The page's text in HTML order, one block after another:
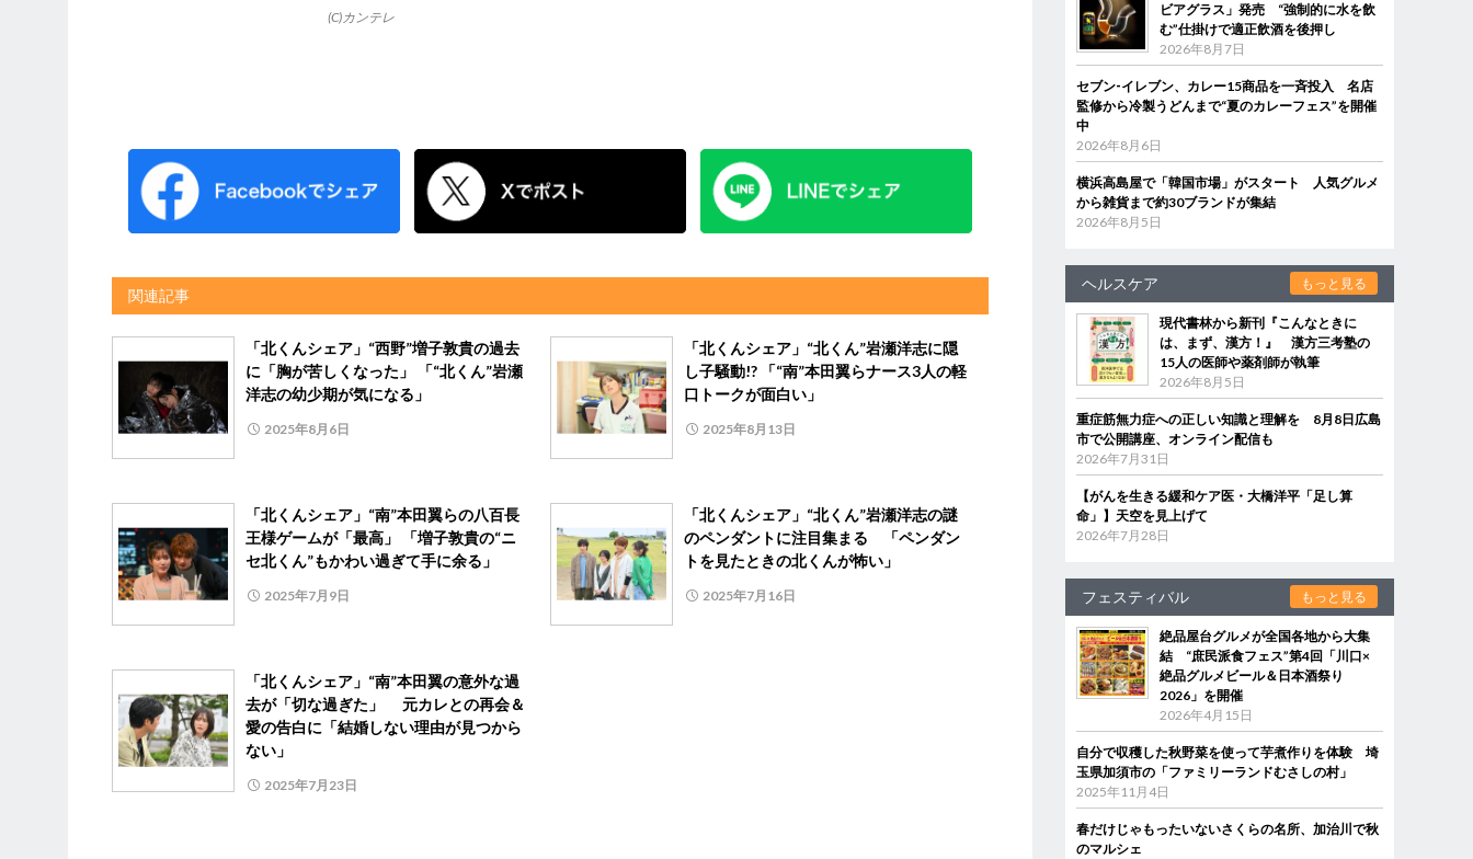
(C)カンテレ
関連記事
「北くんシェア」“西野”増子敦貴の過去
に「胸が苦しくなった」 「“北くん”岩瀬
洋志の幼少期が気になる」
2025年8月6日
「北くんシェア」“北くん”岩瀬洋志に隠
し子騒動!? 「“南”本田翼らナース3人の軽
口トークが面白い」
2025年8月13日
「北くんシェア」“南”本田翼らの八百長
王様ゲームが「最高」 「増子敦貴の“ニ
セ北くん”もかわい過ぎて手に余る」
2025年7月9日
「北くんシェア」“北くん”岩瀬洋志の謎
のペンダントに注目集まる 「ペンダン
トを見たときの北くんが怖い」
2025年7月16日
「北くんシェア」“南”本田翼の意外な過
去が「切な過ぎた」 元カレとの再会＆
愛の告白に「結婚しない理由が見つから
ない」
2025年7月23日
ビアグラス」発売 “強制的に水を飲
む”仕掛けで適正飲酒を後押し
2026年8月7日
セブン‐イレブン、カレー15商品を一斉投入 名店
監修から冷製うどんまで“夏のカレーフェス”を開催
中
2026年8月6日
横浜高島屋で「韓国市場」がスタート 人気グルメ
から雑貨まで約30ブランドが集結
2026年8月5日
ヘルスケア もっと見る
現代書林から新刊『こんなときに
は、まず、漢方！』 漢方三考塾の
15人の医師や薬剤師が執筆
2026年8月5日
重症筋無力症への正しい知識と理解を 8月8日広島
市で公開講座、オンライン配信も
2026年7月31日
【がんを生きる緩和ケア医・大橋洋平「足し算
命」】天空を見上げて
2026年7月28日
フェスティバル もっと見る
絶品屋台グルメが全国各地から大集
結 “庶民派食フェス”第4回「川口×
絶品グルメビール＆日本酒祭り
2026」を開催
2026年4月15日
自分で収穫した秋野菜を使って芋煮作りを体験 埼
玉県加須市の「ファミリーランドむさしの村」
2025年11月4日
春だけじゃもったいないさくらの名所、加治川で秋
のマルシェ